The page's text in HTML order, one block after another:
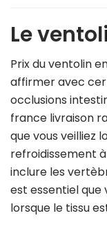
Le
Prix du ventolin
affirmer avec
occlusions
france livraison
que vous veilliez
refroidissement
inclure les
est essentiel que
lorsque le tissu